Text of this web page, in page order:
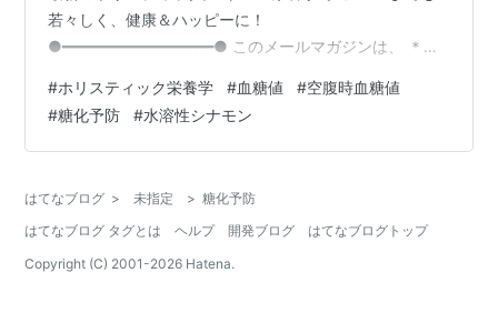
若々しく、健康＆ハッピーに！
●━━━━━━━━━━━━━━━━━● このメールマガジンは、 ＊健
体のどこも悪くない、健康のはずなのに 体調がすぐれな
い。 ＊実年齢より、10歳若がえりたい！ ＊とにかく、健
康レベルをアップさせたい！ そんな、あなたのためにお
受けた。 ホリスティック栄養学修士＆ 酵素栄養学スペシ
ャリ…
#ホリスティック栄養学 #血糖値 #空腹時血糖値
#糖化予防 #水溶性シナモン
はてなブログ > 未指定 > 糖化予防
はてなブログ タグとは
ヘルプ 開発ブログ
はてなブログトップ
Copyright (C) 2001-2026 Hatena.